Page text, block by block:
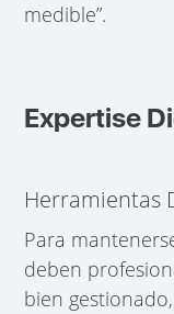
medible”.
Expertise
Herramientas
Para
deben
bien